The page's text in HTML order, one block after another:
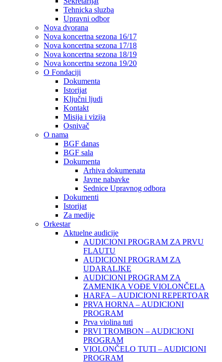
Tehnicka sluzba
Upravni odbor
Nova dvorana
Nova koncertna sezona 16/17
Nova koncertna sezona 17/18
Nova koncertna sezona 18/19
Nova koncertna sezona 19/20
O Fondaciji
Dokumenta
Istorijat
Ključni ljudi
Kontakt
Misija i vizija
Osnivač
O nama
BGF danas
BGF sala
Dokumenta
Arhiva dokumenata
Javne nabavke
Sednice Upravnog odbora
Dokumenti
Istorijat
Za medije
Orkestar
Aktuelne audicije
AUDICIONI PROGRAM ZA PRVU
FLAUTU
AUDICIONI PROGRAM ZA
UDARALЈKE
AUDICIONI PROGRAM ZA
ZAMENIKA VOĐE VIOLONČELA
HARFA – AUDICIONI REPERTOAR
PRVA HORNA – AUDICIONI
PROGRAM
Prva violina tuti
PRVI TROMBON – AUDICIONI
PROGRAM
VIOLONČELO TUTI – AUDICIONI
PROGRAM